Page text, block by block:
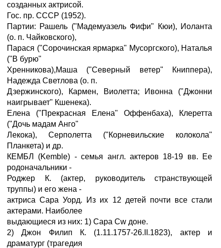
созданных актрисой.
Гос. пр. СССР (1952).
Партии: Рашель ("Мадемуазель Фифи" Кюи), Иоланта
(о. п. Чайковского),
Парася ("Сорочинская ярмарка" Мусоргского), Наталья
("В бурю"
Хренникова),Маша ("Северный ветер" Книппера),
Надежда Светлова (о. п.
Дзержинского), Кармен, Виолетта; Ивонна ("Джонни
наигрывает" Кшенека).
Елена ("Прекрасная Елена" Оффенбаха), Клеретта
("Дочь мадам Анго"
Лекока), Серполетта ("Корневильские колокола"
Планкета) и др.
КЕМБЛ (Kemble) - семья англ. актеров 18-19 вв. Ее
родоначальники -
Роджер К. (актер, руководитель странствующей
труппы) и его жена -
актриса Сара Уорд. Из их 12 детей почти все стали
актерами. Наиболее
выдающиеся из них: 1) Сара Cw доне.
2) Джон Филип К. (1.11.1757-26.II.1823), актер и
драматург (трагедия